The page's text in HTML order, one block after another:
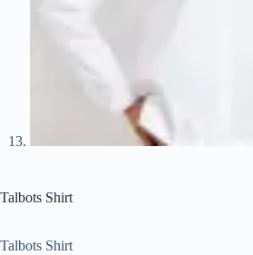
Talbots Shirt
Talbots Shirt